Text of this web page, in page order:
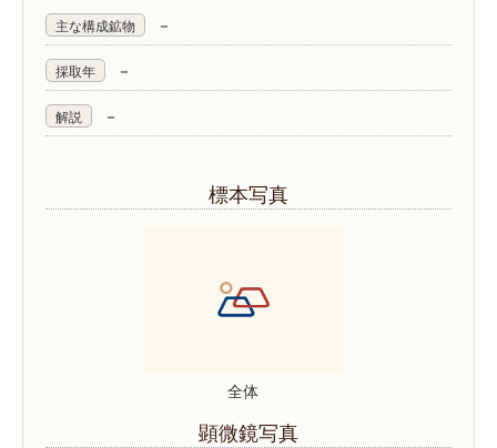
主な構成鉱物 －
採取年 －
解説 －
標本写真
全体
顕微鏡写真